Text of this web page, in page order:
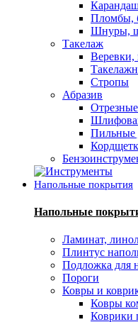
Пломбы,
Шнуры,
Такелаж
Веревки,
Стропы
Абразив
Пильные
Напольные покрытия
Напольные
Ламинат,
Плинтус
Подложка для
Пороги
Ковры и
Ковры
Коврики